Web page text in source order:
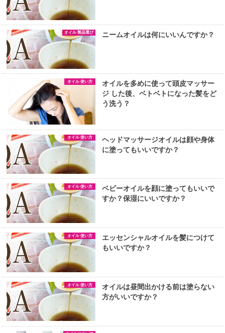
オイル 製品選び ニームオイルは何にいいんですか？
オイル 使い方
オイルを多めに使って頭皮マッサー
ジ した後、ベトベトになった髪をど
う洗う？
オイル 使い方
ヘッドマッサージオイルは顔や身体
に塗ってもいいですか？
オイル 使い方
ベビーオイルを顔に塗ってもいいで
すか？保湿にいいですか？
オイル 使い方
エッセンシャルオイルを髪につけて
もいいですか？
オイル 使い方
オイルは昼間出かける前は塗らない
方がいいですか？